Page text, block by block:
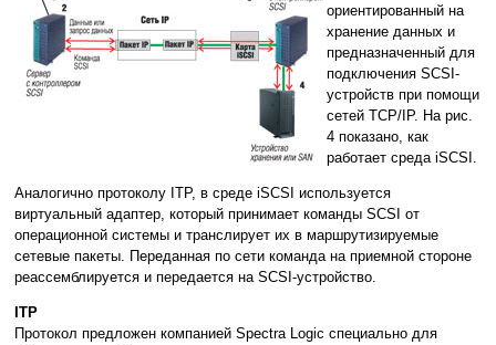
ориентированный на
хранение данных и
предназначенный для
подключения SCSI-
устройств при помощи
сетей TCP/IP. На рис.
4 показано, как
работает среда iSCSI.
Аналогично протоколу ITP, в среде iSCSI используется
виртуальный адаптер, который принимает команды SCSI от
операционной системы и транслирует их в маршрутизируемые
сетевые пакеты. Переданная по сети команда на приемной стороне
реассемблируется и передается на SCSI-устройство.
ITP
Протокол предложен компанией Spectra Logic специально для